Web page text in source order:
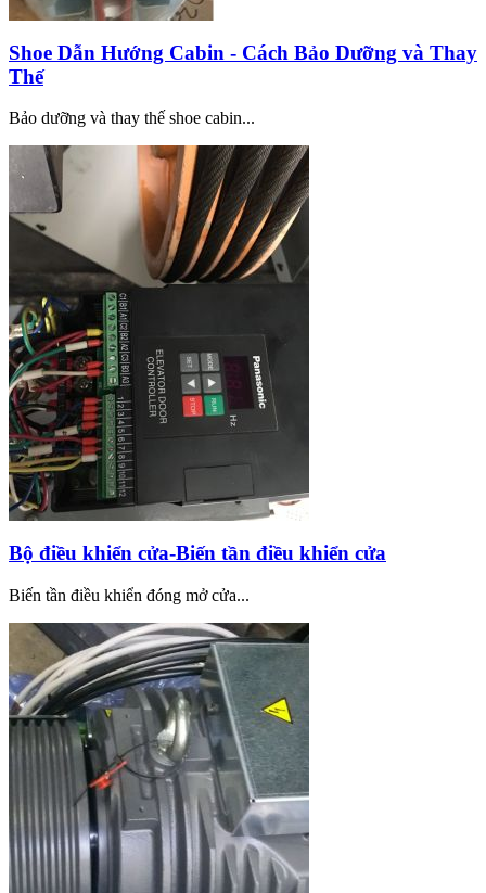
Shoe Dẫn Hướng Cabin - Cách Bảo Dưỡng và Thay
Thế
Bảo dưỡng và thay thế shoe cabin...
Bộ điều khiển cửa-Biến tần điều khiển cửa
Biến tần điều khiển đóng mở cửa...